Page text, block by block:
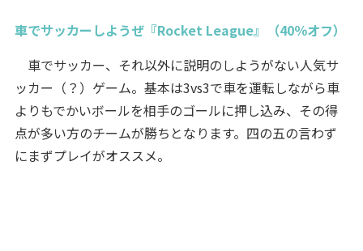
車でサッカーしようぜ『Rocket League』（40％オフ）
車でサッカー、それ以外に説明のしようがない人気サ
ッカー（？）ゲーム。基本は3vs3で車を運転しながら車
よりもでかいボールを相手のゴールに押し込み、その得
点が多い方のチームが勝ちとなります。四の五の言わず
にまずプレイがオススメ。